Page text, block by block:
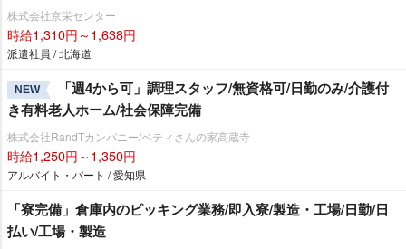
株式会社京栄センター
時給1,310円～1,638円
派遣社員 / 北海道
NEW
「週4から可」調理スタッフ/無資格可/日勤のみ/介護付
き有料老人ホーム/社会保障完備
株式会社RandTカンパニー/ベティさんの家高蔵寺
時給1,250円～1,350円
アルバイト・パート / 愛知県
「寮完備」倉庫内のピッキング業務/即入寮/製造・工場/日勤/日
払い/工場・製造